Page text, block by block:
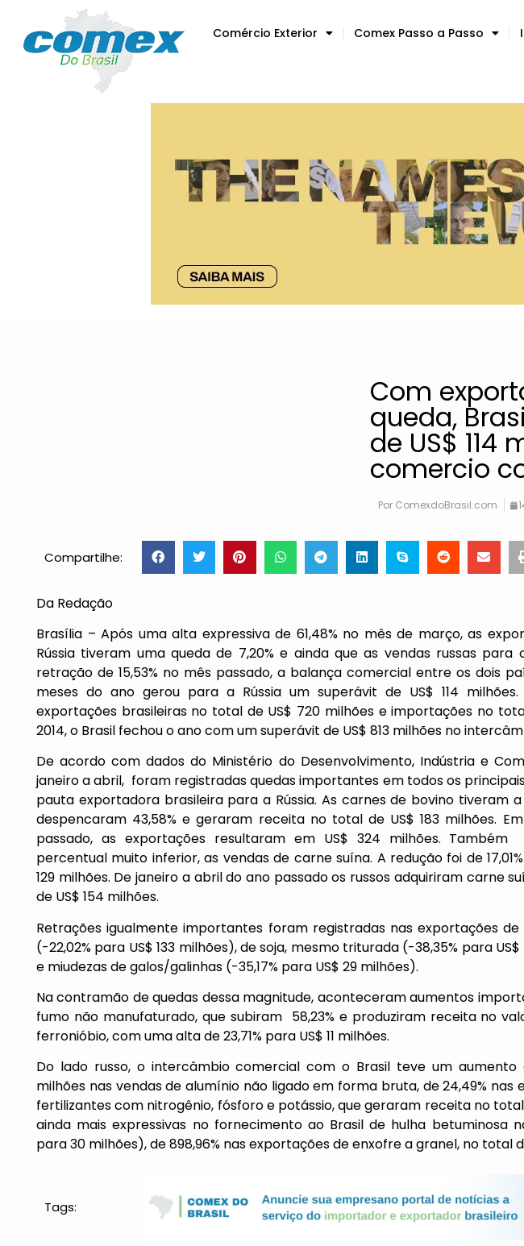
Comércio Exterior Comex Passo a Passo
Com
queda,
de US$ 114
comercio
Por ComexdoBrasil.com
Compartilhe:
Da Redação
Brasília – Após uma alta expressiva de 61,48% no mês de março, as
Rússia tiveram uma queda de 7,20% e ainda que as vendas russas
retração de 15,53% no mês passado, a balança comercial entre os dois
meses do ano gerou para a Rússia um superávit de US$ 114
exportações brasileiras no total de US$ 720 milhões e importações no
2014, o Brasil fechou o ano com um superávit de US$ 813 milhões no
De acordo com dados do Ministério do Desenvolvimento, Indústria e
janeiro a abril, foram registradas quedas importantes em todos os
pauta exportadora brasileira para a Rússia. As carnes de bovino tiveram
despencaram 43,58% e geraram receita no total de US$ 183 milhões.
passado, as exportações resultaram em US$ 324 milhões.
percentual muito inferior, as vendas de carne suína. A redução foi de
129 milhões. De janeiro a abril do ano passado os russos adquiriram carne
de US$ 154 milhões.
Retrações igualmente importantes foram registradas nas exportações
(-22,02% para US$ 133 milhões), de soja, mesmo triturada (-38,35% para
e miudezas de galos/galinhas (-35,17% para US$ 29 milhões).
Na contramão de quedas dessa magnitude, aconteceram aumentos
fumo não manufaturado, que subiram 58,23% e produziram receita no
ferronióbio, com uma alta de 23,71% para US$ 11 milhões.
Do lado russo, o intercâmbio comercial com o Brasil teve um aumento
milhões nas vendas de alumínio não ligado em forma bruta, de 24,49% nas
fertilizantes com nitrogênio, fósforo e potássio, que geraram receita no total
ainda mais expressivas no fornecimento ao Brasil de hulha betuminosa
para 30 milhões), de 898,96% nas exportações de enxofre a granel, no total
Tags: